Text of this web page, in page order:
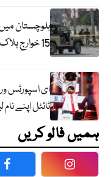
بلوچستان
15 خوارج ہلاک
ٹائٹل اپنے نام
ہمیں فالو کریں
Facebook